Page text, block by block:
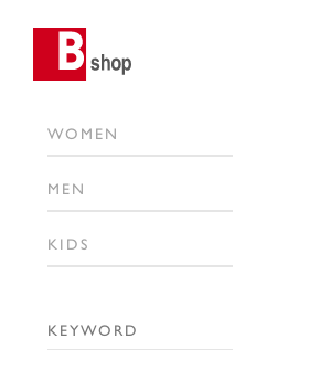
WOMEN
MEN
KIDS
KEYWORD